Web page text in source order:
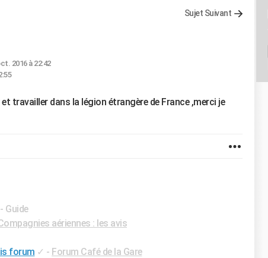
Sujet Suivant
2016 à 22:42
travailler dans la légion étrangère de France ,merci je
- Guide
aériennes : les avis
forum ✓ - Forum Café de la Gare